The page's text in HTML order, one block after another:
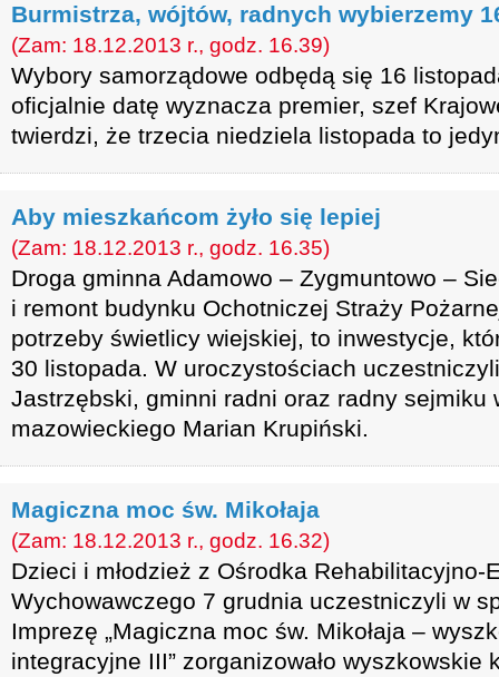
Burmistrza, wójtów, radnych wybierzemy
(Zam: 18.12.2013 r., godz. 16.39)
Wybory samorządowe odbędą się 16
oficjalnie datę wyznacza premier, szef
twierdzi, że trzecia niedziela listopada to
Aby mieszkańcom żyło się lepiej
(Zam: 18.12.2013 r., godz. 16.35)
Droga gminna Adamowo – Zygmuntowo –
i remont budynku Ochotniczej Straży
potrzeby świetlicy wiejskiej, to inwestycje,
30 listopada. W uroczystościach
Jastrzębski, gminni radni oraz radny sejmiku
mazowieckiego Marian Krupiński.
Magiczna moc św. Mikołaja
(Zam: 18.12.2013 r., godz. 16.32)
Dzieci i młodzież z Ośrodka Rehabilitacyjno-
Wychowawczego 7 grudnia uczestniczyli w
Imprezę „Magiczna moc św. Mikołaja –
integracyjne III” zorganizowało wyszkowskie